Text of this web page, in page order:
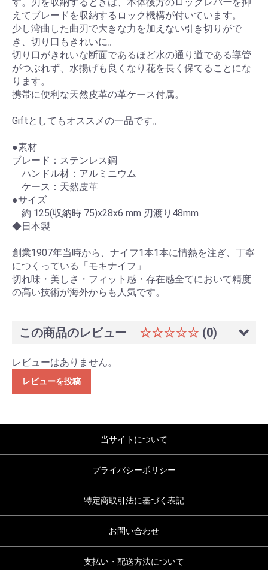
えてブレードを収納するロック機構が付いています。
少し湾曲した曲刃で大きな力を加えない引き切りがで
き、切り口もきれいに。
切り口がきれいな断面であるほど水の通り道である導管
がつぶれず、水揚げも良くなり花を長く保てることにな
ります。
携帯に便利な天然皮革の革ケース付属。
Giftとしてもオススメの一品です。
●素材
ブレード：ステンレス鋼
ハンドル材：アルミニウム
ケース：天然皮革
●サイズ
約 125(収納時 75)x28x6 mm 刃渡り48mm
◆日本製
創業1907年当時から、ナイフ1本1本に情熱を注ぎ、丁寧
につくっている「モキナイフ」
切れ味・美しさ・フィット感・存在感全てにおいて精度
の高い技術が海外からも人気です。
この商品のレビュー ☆☆☆☆☆ (0)
レビューはありません。
レビューを投稿
当サイトについて
プライバシーポリシー
特定商取引法に基づく表記
お問い合わせ
支払い・配送方法について